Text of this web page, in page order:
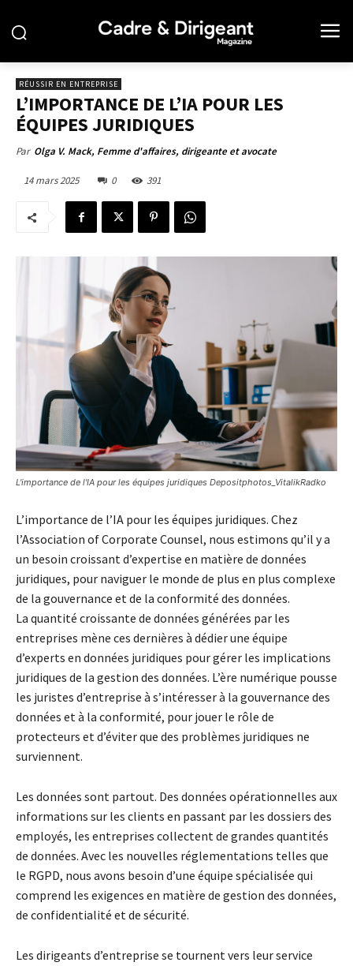
RÉUSSIR EN ENTREPRISE
L’IMPORTANCE DE L’IA POUR LES
ÉQUIPES JURIDIQUES
Par Olga V. Mack, Femme d'affaires, dirigeante et avocate
14 mars 2025 0 391
L'importance de l'IA pour les équipes juridiques Depositphotos_VitalikRadko
L’importance de l’IA pour les équipes juridiques. Chez
l’Association of Corporate Counsel, nous estimons qu’il y a
un besoin croissant d’expertise en matière de données
juridiques, pour naviguer le monde de plus en plus complexe
de la gouvernance et de la conformité des données.
La quantité croissante de données générées par les
entreprises mène ces dernières à dédier une équipe
d’experts en données juridiques pour gérer les implications
juridiques de la gestion des données. L’ère numérique pousse
les juristes d’entreprise à s’intéresser à la gouvernance des
données et à la conformité, pour jouer le rôle de
protecteurs et d’éviter que des problèmes juridiques ne
surviennent.
Les données sont partout. Des données opérationnelles aux
informations sur les clients en passant par les dossiers des
employés, les entreprises collectent de grandes quantités
de données. Avec les nouvelles réglementations telles que
le RGPD, nous avons besoin d’une équipe spécialisée qui
comprend les exigences en matière de gestion des données,
de confidentialité et de sécurité.
Les dirigeants d’entreprise se tournent vers leur service